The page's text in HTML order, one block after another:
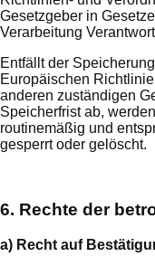
Gesetzgeber in
Verarbeitung
Entfällt der
Europäischen
anderen zuständigen
Speicherfrist ab,
routinemäßig und
gesperrt oder gelöscht.
6. Rechte der
a) Recht auf